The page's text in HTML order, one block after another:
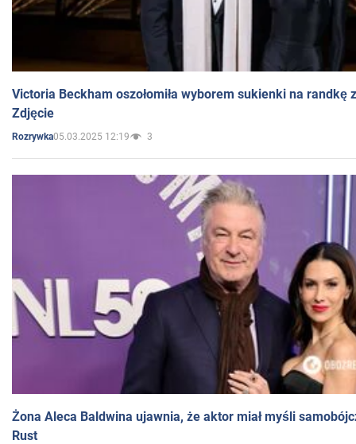
Victoria Beckham oszołomiła wyborem sukienki na randkę
Zdjęcie
Rozrywka05.03.2025 12:19 3
Żona Aleca Baldwina ujawnia, że aktor miał myśli
Rust